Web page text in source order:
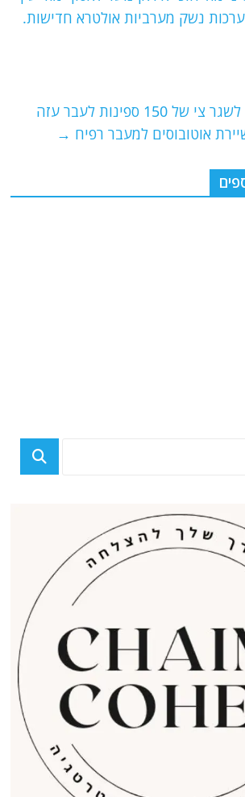
b
k
נשק מערביות אולטרא חדישות.
אלג'יריה מתכוננת לשגר צי של 150 ספינות לעבר עזה
אוטובוסים למעבר רפיח →